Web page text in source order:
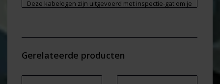
Deze kabelogen zijn uitgevoerd met inspectie-gat om je
mm2 ( zie Foto 2 )
W= 22,5 mm
B= 21,5 mm
Gerelateerde producten